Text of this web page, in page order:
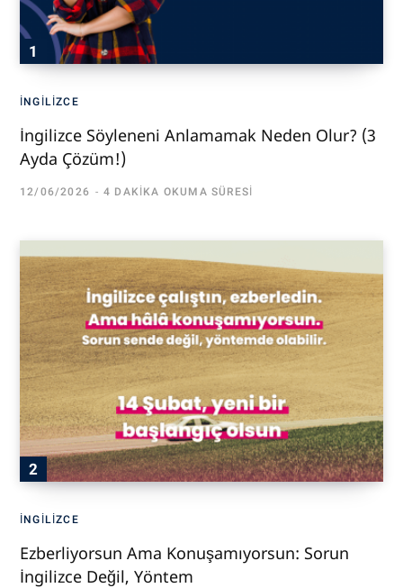
İNGILIZCE
İngilizce Söyleneni Anlamamak Neden Olur? (3
Ayda Çözüm!)
12/06/2026 4 DAKIKA OKUMA SÜRESI
İNGILIZCE
Ezberliyorsun Ama Konuşamıyorsun: Sorun
İngilizce Değil, Yöntem